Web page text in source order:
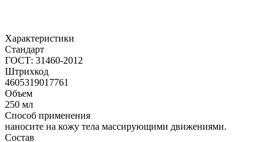
Характеристики
Стандарт
ГОСТ: 31460-2012
Штрихкод
4605319017761
Объем
250 мл
Способ применения
наносите на кожу тела массирующими движениями.
Состав